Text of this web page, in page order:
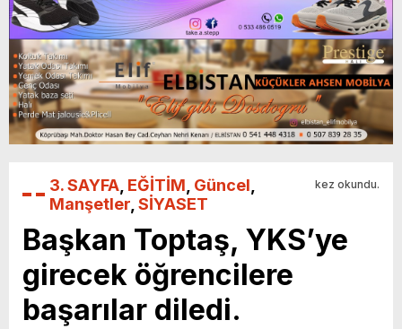
3. SAYFA EĞİTİM Güncel
Manşetler SİYASET
kez okundu.
Başkan Toptaş, YKS’ye
girecek öğrencilere
başarılar diledi.